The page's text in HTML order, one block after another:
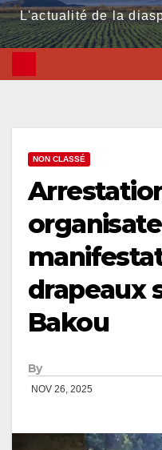
L'actualité de la
NON CLASSÉ
drapeaux
Bakou
By
NOV 26, 2025